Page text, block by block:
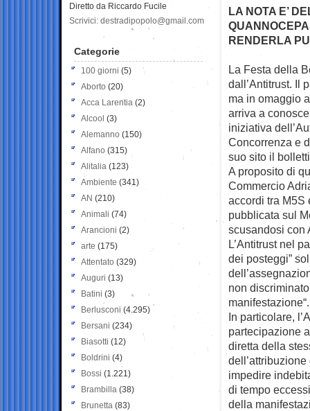
LA NOTA E’
RENDERLA
La Festa della
dall’Antitrust. Il
ma in omaggio
arriva a
iniziativa
Concorrenza e
suo sito il
A proposito di
Commercio
accordi tra M5S
pubblicata sul
scusandosi con
L’Antitrust nel
dei posteggi”
non
manifestazione“.
In particolare,
partecipazione
diretta della
impedire
di tempo
della
Diretto da Riccardo Fucile
Scrivici: destradipopolo@gmail.com
Categorie
100 giorni (5)
Aborto (20)
Acca Larentia (2)
Alcool (3)
Alemanno (150)
Alfano (315)
Alitalia (123)
Ambiente (341)
AN (210)
Animali (74)
Arancioni (2)
arte (175)
Attentato (329)
Auguri (13)
Batini (3)
Berlusconi (4.295)
Bersani (234)
Biasotti (12)
Boldrini (4)
Bossi (1.221)
Brambilla (38)
Brunetta (83)